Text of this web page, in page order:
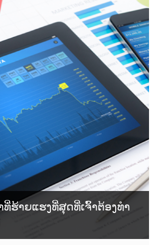
ທີ່ຮ້າຍແຮງທີ່ສຸດທີ່ເຈົ້າຕ້ອງທໍາ